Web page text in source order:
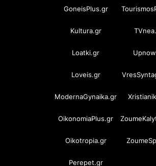
GoneisPlus.gr
Kultura.gr
Loatki.gr
Loveis.gr
ModernaGynaika.gr
OikonomiaPlus.gr
Oikotropia.gr
Perepet.gr